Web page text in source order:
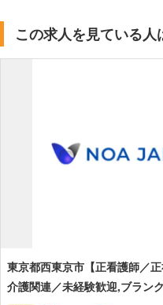
この求人を見ている
東京都西東京市【正看護師／正
介護関連／未経験歓迎,ブラン